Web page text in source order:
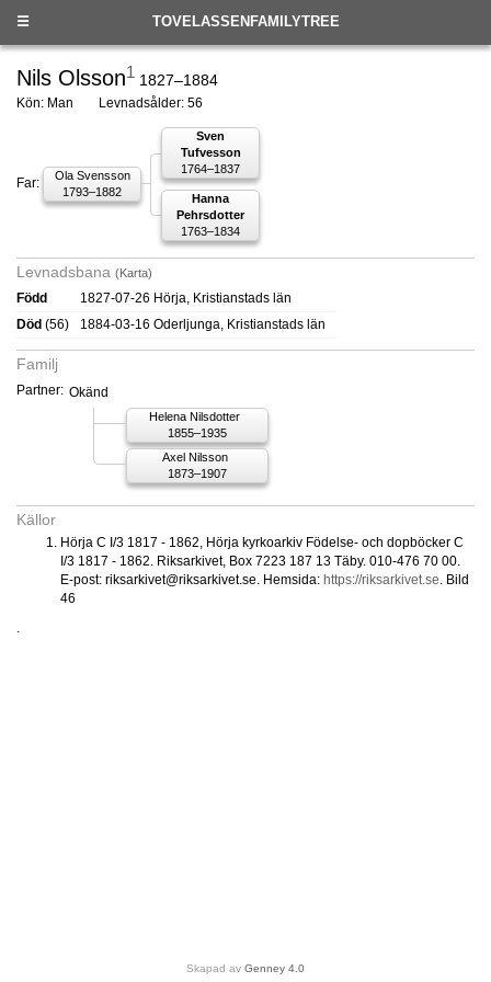
TOVELASSENFAMILYTREE
☰
Nils Olsson1 1827–1884
Kön: Man Levnadsålder: 56
Far:
Ola Svensson
1793–1882
Sven
Tufvesson
1764–1837
Hanna
Pehrsdotter
1763–1834
Levnadsbana (Karta)
Född
1827-07-26 Hörja, Kristianstads län
Död (56) 1884-03-16 Oderljunga, Kristianstads län
Familj
Partner: Okänd
Helena Nilsdotter
1855–1935
Axel Nilsson
1873–1907
Källor
Hörja C I/3 1817 - 1862, Hörja kyrkoarkiv Födelse- och dopböcker C
I/3 1817 - 1862. Riksarkivet, Box 7223 187 13 Täby. 010-476 70 00.
E-post: riksarkivet@riksarkivet.se. Hemsida: https://riksarkivet.se. Bild
46
.
Skapad av Genney 4.0